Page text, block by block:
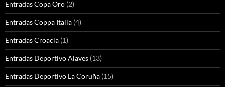
Entradas Copa Oro (2)
Entradas Coppa Italia (4)
Entradas Croacia (1)
Entradas Deportivo Alaves (13)
Entradas Deportivo La Coruña (15)